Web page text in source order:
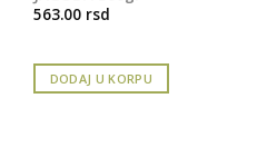
563.00 rsd
DODAJ U KORPU